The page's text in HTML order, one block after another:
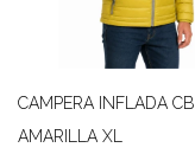
CAMPERA INFLADA CB
AMARILLA XL